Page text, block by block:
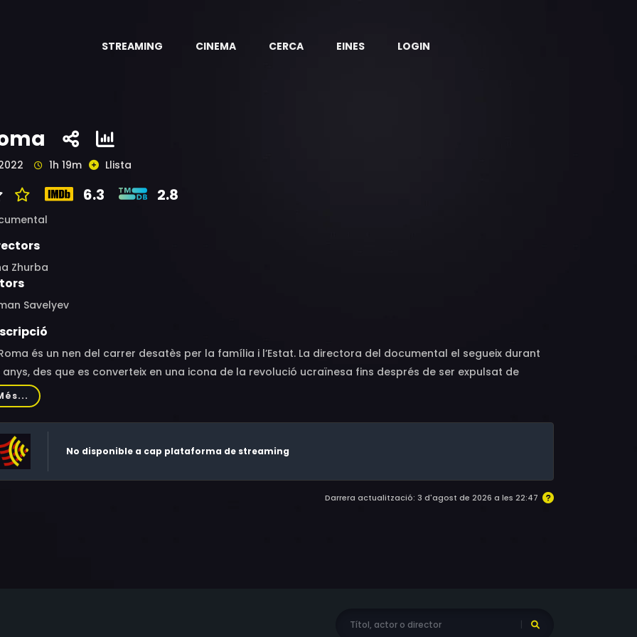
STREAMING CINEMA CERCA EINES LOGIN
1h 19m Llista
6.3 2.8
Zhurba
Savelyev
és un nen del carrer desatès per la família i l’Estat. La directora del documental el segueix durant
anys, des que es converteix en una icona de la revolució ucraïnesa fins després de ser expulsat de
als 18 anys.
No disponible a cap plataforma de streaming
Darrera actualització: 3 d'agost de 2026 a les 22:47